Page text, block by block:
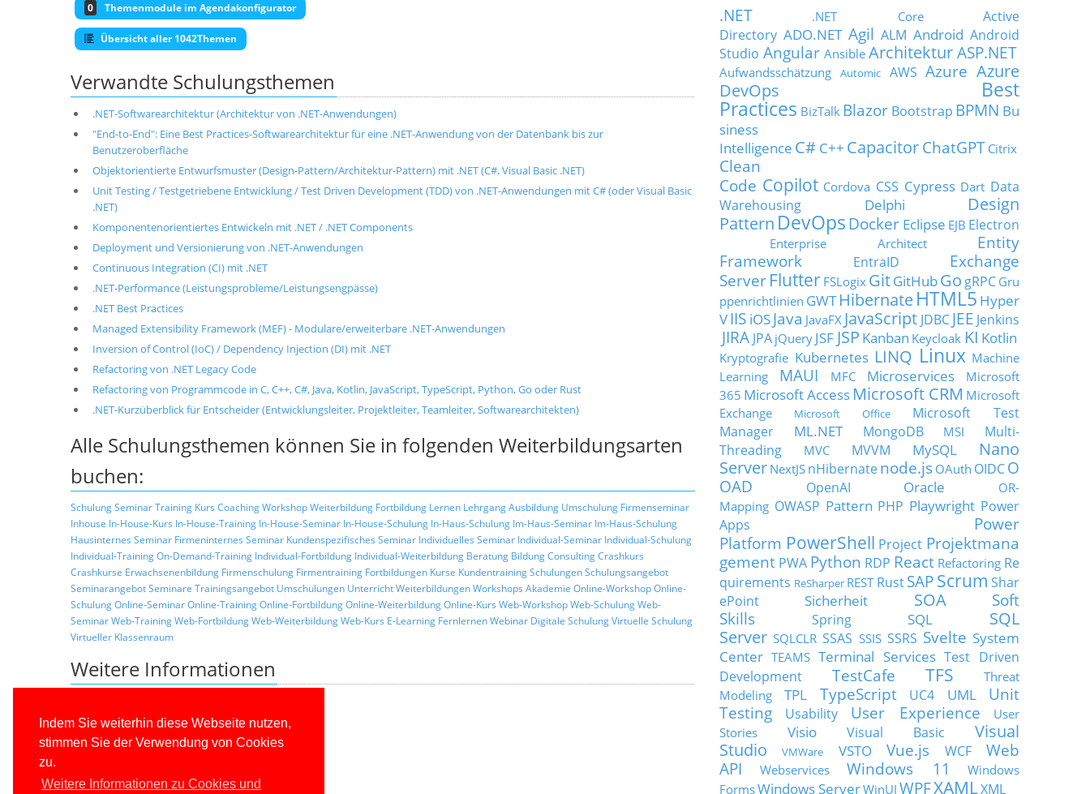
Indem Sie weiterhin diese Webseite nutzen,
stimmen Sie der Verwendung von Cookies
zu.
Weitere Informationen zu Cookies und
0 Themenmodule im Agendakonfigurator
Übersicht aller 1042Themen
Verwandte Schulungsthemen
.NET-Softwarearchitektur (Architektur von .NET-Anwendungen)
"End-to-End": Eine Best Practices-Softwarearchitektur für eine .NET-Anwendung von der Datenbank bis zur
Benutzeroberfläche
Objektorientierte Entwurfsmuster (Design-Pattern/Architektur-Pattern) mit .NET (C#, Visual Basic .NET)
Unit Testing / Testgetriebene Entwicklung / Test Driven Development (TDD) von .NET-Anwendungen mit C# (oder Visual Basic
.NET)
Komponentenorientiertes Entwickeln mit .NET / .NET Components
Deployment und Versionierung von .NET-Anwendungen
Continuous Integration (CI) mit .NET
.NET-Performance (Leistungsprobleme/Leistungsengpässe)
.NET Best Practices
Managed Extensibility Framework (MEF) - Modulare/erweiterbare .NET-Anwendungen
Inversion of Control (IoC) / Dependency Injection (DI) mit .NET
Refactoring von .NET Legacy Code
Refactoring von Programmcode in C, C++, C#, Java, Kotlin, JavaScript, TypeScript, Python, Go oder Rust
.NET-Kurzüberblick für Entscheider (Entwicklungsleiter, Projektleiter, Teamleiter, Softwarearchitekten)
Alle Schulungsthemen können Sie in folgenden Weiterbildungsarten
buchen:
SchulungSeminarTraining Kurs CoachingWorkshopWeiterbildung Fortbildung Lernen LehrgangAusbildung Umschulung Firmenseminar
Inhouse In-House-Kurs In-House-Training In-House-Seminar In-House-Schulung In-Haus-Schulung Im-Haus-Seminar Im-Haus-Schulung
Hausinternes Seminar Firmeninternes Seminar Kundenspezifisches Seminar Individuelles Seminar Individual-Seminar Individual-Schulung
Individual-TrainingOn-Demand-Training Individual-Fortbildung Individual-Weiterbildung Beratung BildungConsultingCrashkurs
Crashkurse Erwachsenenbildung Firmenschulung Firmentraining Fortbildungen Kurse KundentrainingSchulungenSchulungsangebot
SeminarangebotSeminare Trainingsangebot Umschulungen UnterrichtWeiterbildungenWorkshops Akademie Online-WorkshopOnline-
SchulungOnline-SeminarOnline-TrainingOnline-FortbildungOnline-WeiterbildungOnline-Kurs Web-WorkshopWeb-SchulungWeb-
SeminarWeb-TrainingWeb-FortbildungWeb-WeiterbildungWeb-Kurs E-Learning FernlernenWebinar Digitale SchulungVirtuelle Schulung
Virtueller Klassenraum
Weitere Informationen
Allgemeine Informationen über unsere Schulungen
Konditionen
Referenzkunden
.NET .NET Core
Active
Directory ADO.NET Agil ALM Android Android
Studio Angular Ansible Architektur ASP.NET
Aufwandsschätzung Automic AWS Azure Azure
DevOps
Best
Practices BizTalk Blazor Bootstrap BPMN Bu
siness
Intelligence C# C++ Capacitor ChatGPT Citrix
Clean
Code Copilot Cordova CSS Cypress Dart Data
Warehousing
Delphi
Design
Pattern DevOps Docker Eclipse EJB Electron
Enterprise Architect
Entity
Framework
EntraID
Exchange
Server Flutter FSLogix GitGitHubGo gRPC Gru
ppenrichtlinien GWT HibernateHTML5 Hyper
VIIS iOSJava JavaFX JavaScript JDBC JEE Jenkins
JIRA JPA jQuery JSF JSP Kanban Keycloak KI Kotlin
Kryptografie Kubernetes LINQ Linux Machine
Learning
MAUI MFC Microservices
Microsoft
365 Microsoft Access Microsoft CRM Microsoft
Exchange
Microsoft Office
Microsoft Test
Manager
ML.NET MongoDB MSI
Multi-
Threading
MVC MVVM MySQL
Nano
Server NextJS nHibernatenode.js OAuth OIDCO
OAD
OpenAI Oracle
OR-
Mapping OWASP Pattern PHP Playwright Power
Apps
Power
Platform PowerShell Project Projektmana
gement PWA Python RDP React Refactoring Re
quirements ReSharper REST Rust SAP Scrum Shar
ePoint
Sicherheit SOA
Soft
Skills
Spring SQL
SQL
Server SQLCLR SSAS SSIS SSRS Svelte System
Center TEAMS Terminal Services Test Driven
Development
TestCafe TFS
Threat
Modeling
TPL TypeScript UC4 UML
Unit
Testing
Usability User Experience
User
Stories
Visio Visual Basic
Visual
Studio
VMWare VSTO Vue.js WCF
Web
API
Webservices Windows 11
Windows
FormsWindows ServerWinUI WPFXAMLXML